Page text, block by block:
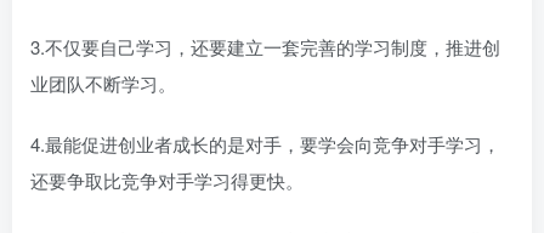
3.不仅要自己学习，还要建立一套完善的学习制度，推进创
业团队不断学习。
4.最能促进创业者成长的是对手，要学会向竞争对手学习，
还要争取比竞争对手学习得更快。